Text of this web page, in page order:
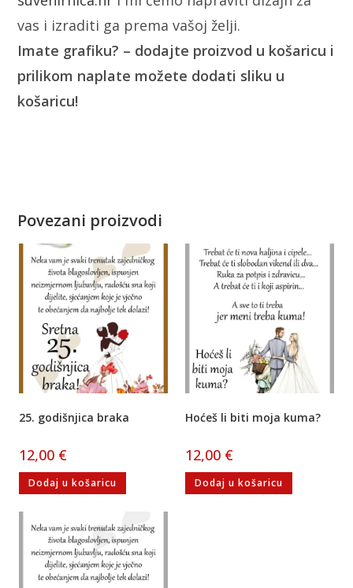
vas i izraditi ga prema vašoj želji.
Imate grafiku? – dodajte proizvod u košaricu i
prilikom naplate možete dodati sliku u
košaricu!
Povezani proizvodi
25. godišnjica braka
12,00 €
Dodaj u košaricu
Hoćeš li biti moja kuma?
12,00 €
Dodaj u košaricu